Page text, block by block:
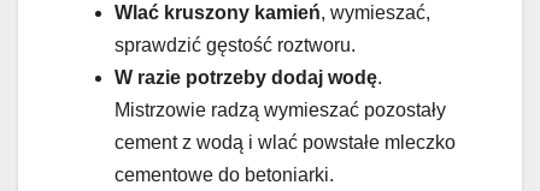
Wlać kruszony kamień, wymieszać,
sprawdzić gęstość roztworu.
W razie potrzeby dodaj wodę.
Mistrzowie radzą wymieszać pozostały
cement z wodą i wlać powstałe mleczko
cementowe do betoniarki.